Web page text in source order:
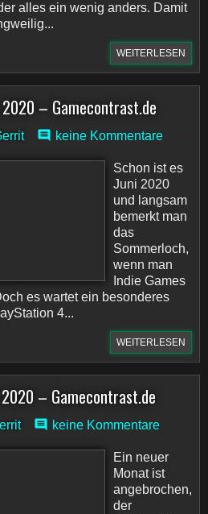
alles ein wenig anders. Damit
WEITERLESEN
2020 – Gamecontrast.de
keine Kommentare
Schon ist es
Juni 2020
und langsam
bemerkt man
das
Sommerloch,
wenn man
Indie Games
es wartet ein besonderes
4...
WEITERLESEN
– Gamecontrast.de
keine Kommentare
Ein neuer
Monat ist
angebrochen,
der